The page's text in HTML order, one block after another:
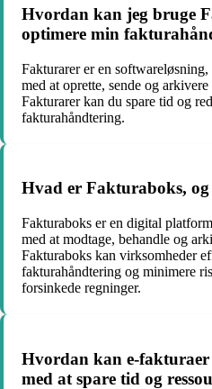
Hvordan kan jeg bruge
optimere min
Fakturarer er en softwareløsning,
med at oprette, sende og
Fakturarer kan du spare tid og
fakturahåndtering.
Hvad er Fakturaboks,
Fakturaboks er en digital
med at modtage, behandle og
Fakturaboks kan virksomheder
fakturahåndtering og minimere
forsinkede regninger.
Hvordan kan e-
med at spare tid og